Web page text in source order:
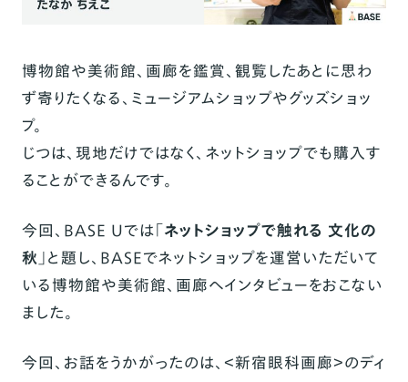
博物館や美術館、画廊を鑑賞、観覧したあとに思わ
ず寄りたくなる、ミュージアムショップやグッズショッ
プ。
じつは、現地だけではなく、ネットショップでも購入す
ることができるんです。
今回、BASE Uでは「ネットショップで触れる 文化の
秋 」と題し、BASEでネットショップを運営いただいて
いる博物館や美術館、画廊へインタビューをおこない
ました。
今回、お話をうかがったのは、＜新宿眼科画廊＞のディ